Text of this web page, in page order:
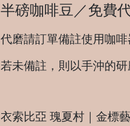
半磅咖啡豆／免費
代磨請訂單備註使用咖
若未備註，則以手沖的
衣索比亞 瑰夏村｜金標